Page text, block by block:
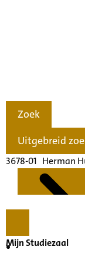
Zoek
Uitgebreid
3678-01 Herman
Mijn Studiezaal